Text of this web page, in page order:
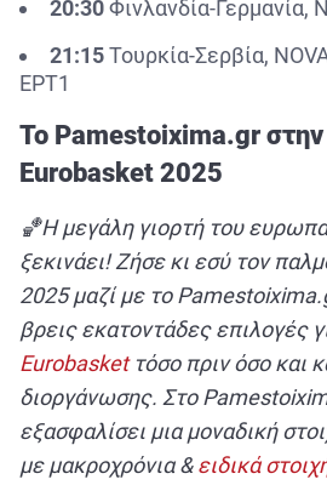
20:30Φινλανδία-Γερμανία,
21:15Τουρκία-Σερβία,
ΕΡΤ1
Το Pamestoixima.gr στην
Eurobasket 2025
🏀Η μεγάλη γιορτή του
ξεκινάει! Ζήσε κι εσύ τον
2025 μαζί με το
βρεις εκατοντάδες επιλογές
Eurobasketτόσο πριν όσο και
διοργάνωσης. Στο
εξασφαλίσει μια μοναδική
με μακροχρόνια &ειδικά